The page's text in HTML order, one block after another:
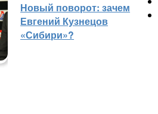
Новый поворот: зачем
Евгений Кузнецов
«Сибири»?